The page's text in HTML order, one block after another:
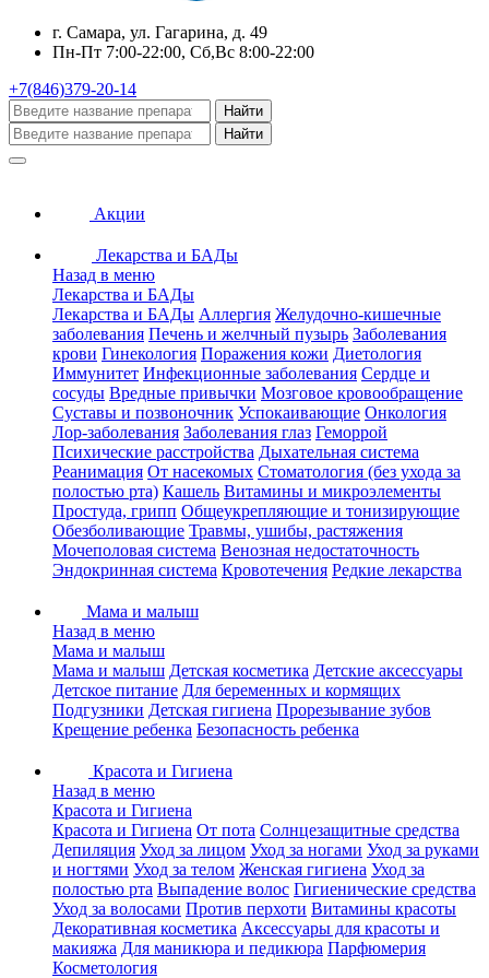
г. Самара, ул. Гагарина, д. 49
Пн-Пт 7:00-22:00, Сб,Вс 8:00-22:00
+7(846)379-20-14
Найти
Найти
Акции
Лекарства и БАДы
Назад в меню
Лекарства и БАДы
Лекарства и БАДы Аллергия Желудочно-кишечные
заболевания Печень и желчный пузырь Заболевания
крови Гинекология Поражения кожи Диетология
Иммунитет Инфекционные заболевания Сердце и
сосуды Вредные привычки Мозговое кровообращение
Суставы и позвоночник Успокаивающие Онкология
Лор-заболевания Заболевания глаз Геморрой
Психические расстройства Дыхательная система
Реанимация От насекомых Стоматология (без ухода за
полостью рта) Кашель Витамины и микроэлементы
Простуда, грипп Общеукрепляющие и тонизирующие
Обезболивающие Травмы, ушибы, растяжения
Мочеполовая система Венозная недостаточность
Эндокринная система Кровотечения Редкие лекарства
Мама и малыш
Назад в меню
Мама и малыш
Мама и малыш Детская косметика Детские аксессуары
Детское питание Для беременных и кормящих
Подгузники Детская гигиена Прорезывание зубов
Крещение ребенка Безопасность ребенка
Красота и Гигиена
Назад в меню
Красота и Гигиена
Красота и Гигиена От пота Солнцезащитные средства
Депиляция Уход за лицом Уход за ногами Уход за руками
и ногтями Уход за телом Женская гигиена Уход за
полостью рта Выпадение волос Гигиенические средства
Уход за волосами Против перхоти Витамины красоты
Декоративная косметика Аксессуары для красоты и
макияжа Для маникюра и педикюра Парфюмерия
Косметология